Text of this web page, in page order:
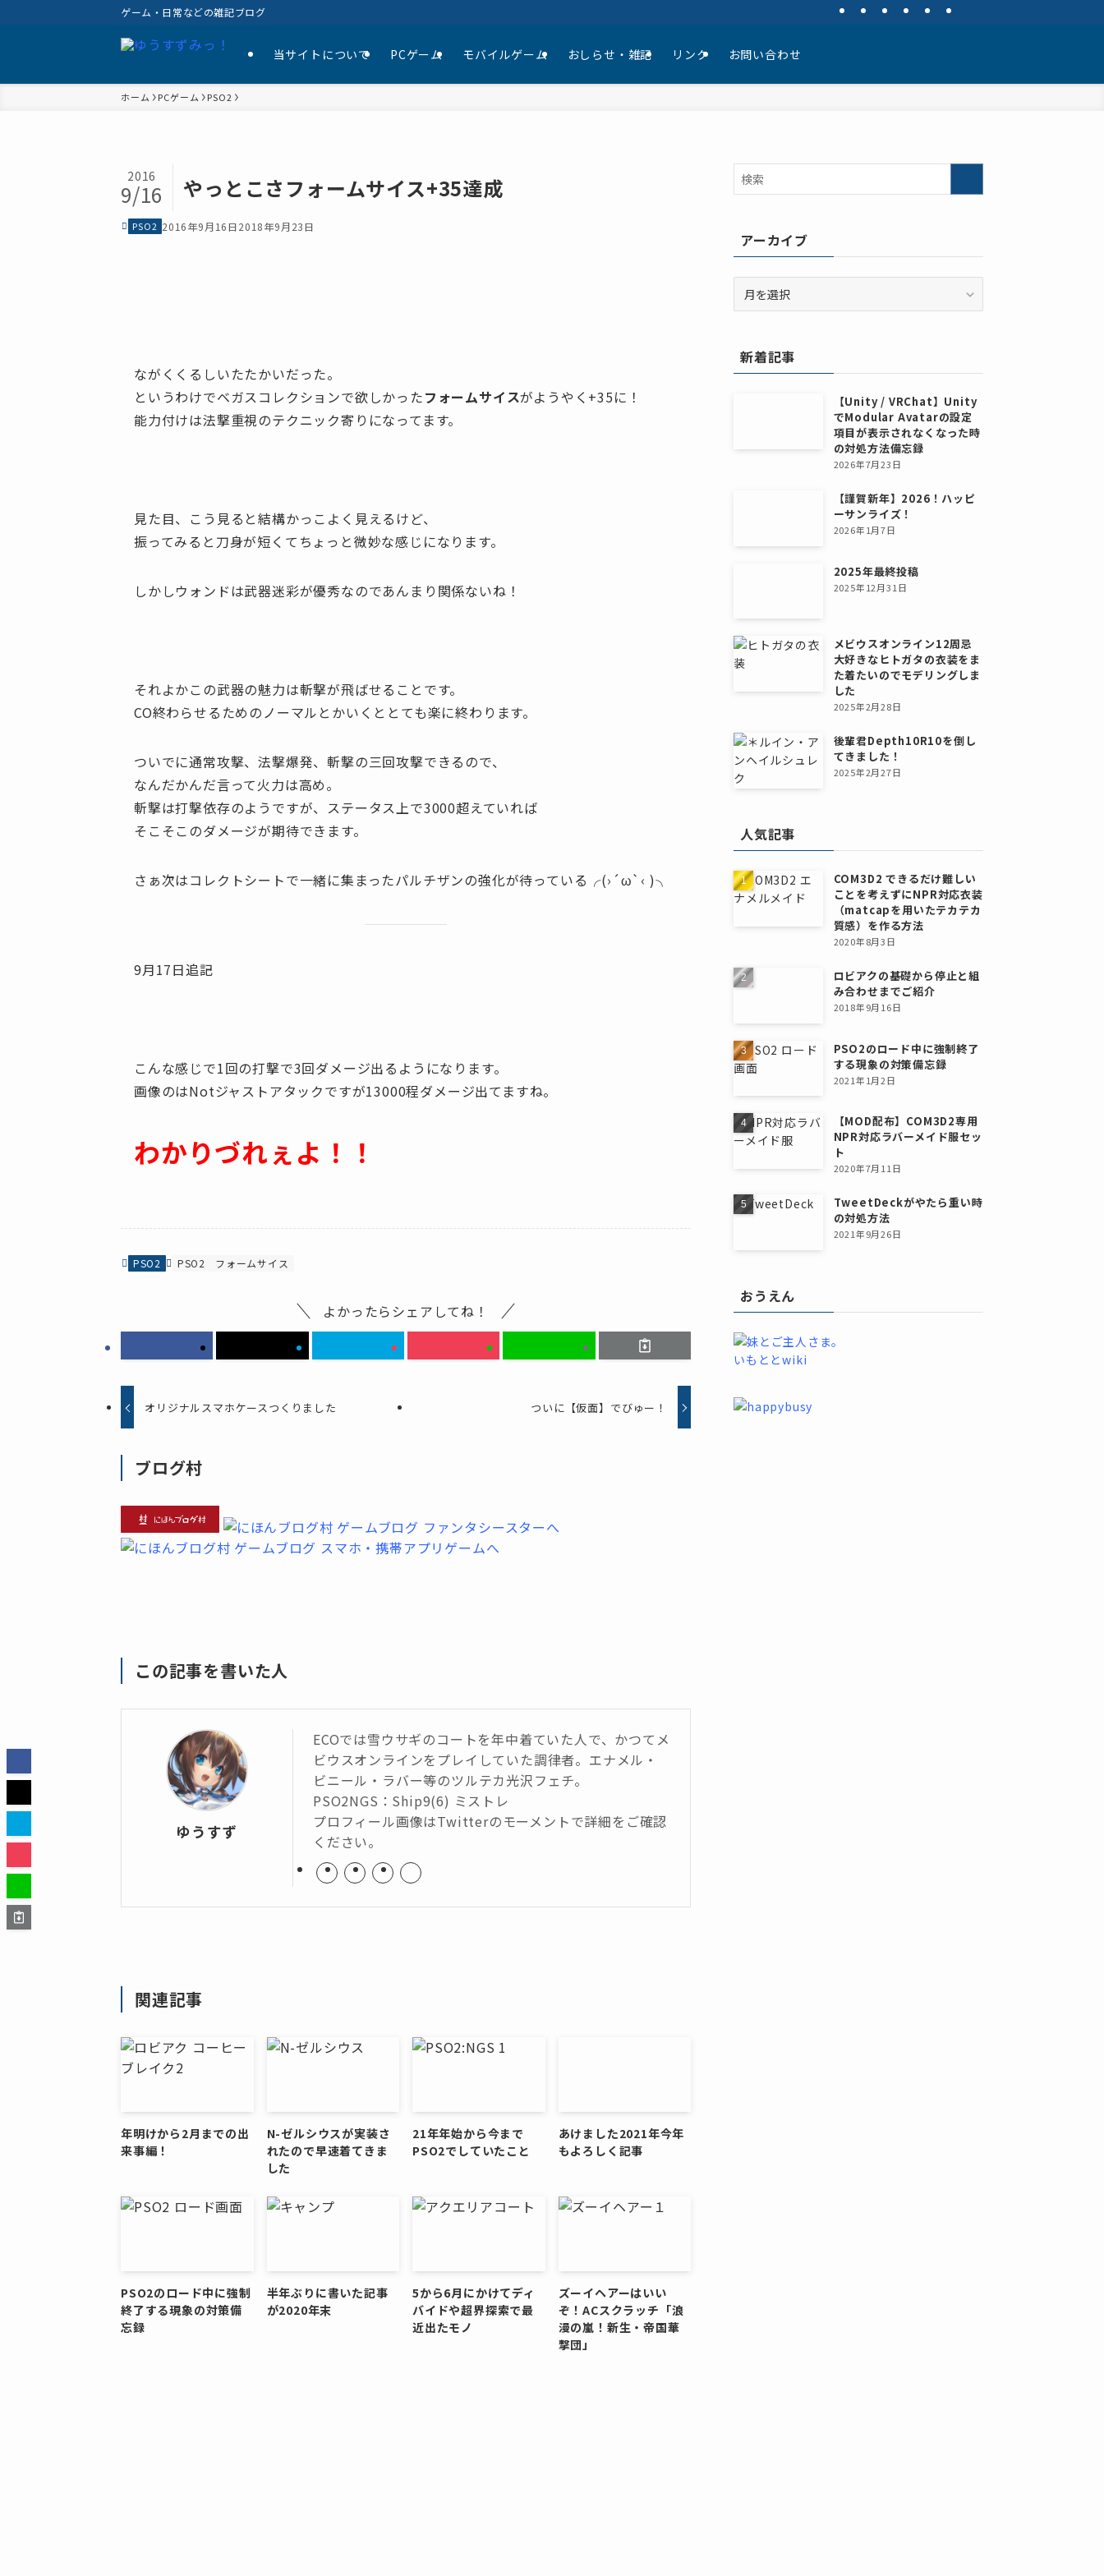
ゲーム・日常などの雑記ブログ
当サイトについて PCゲーム モバイルゲーム おしらせ・雑記 リンク お問い合わせ
ホーム PCゲーム PSO2
やっとこさフォームサイス+35達成
2016
9/16
PSO2 2016年9月16日2018年9月23日
ながくくるしいたたかいだった。
というわけでベガスコレクションで欲しかったフォームサイスがようやく+35に！
能力付けは法撃重視のテクニック寄りになってます。
見た目、こう見ると結構かっこよく見えるけど、
振ってみると刀身が短くてちょっと微妙な感じになります。
しかしウォンドは武器迷彩が優秀なのであんまり関係ないね！
それよかこの武器の魅力は斬撃が飛ばせることです。
CO終わらせるためのノーマルとかいくととても楽に終わります。
ついでに通常攻撃、法撃爆発、斬撃の三回攻撃できるので、
なんだかんだ言って火力は高め。
斬撃は打撃依存のようですが、ステータス上で3000超えていれば
そこそこのダメージが期待できます。
さぁ次はコレクトシートで一緒に集まったパルチザンの強化が待っている╭(›´ω`‹ )╮
9月17日追記
こんな感じで1回の打撃で3回ダメージ出るようになります。
画像のはNotジャストアタックですが13000程ダメージ出てますね。
わかりづれぇよ！！
PSO2 PSO2 フォームサイス
よかったらシェアしてね！
オリジナルスマホケースつくりました ついに【仮面】でびゅー！
ブログ村
この記事を書いた人
ゆうすず
ECOでは雪ウサギのコートを年中着ていた人で、かつてメ
ビウスオンラインをプレイしていた調律者。エナメル・
ビニール・ラバー等のツルテカ光沢フェチ。
PSO2NGS：Ship9(6) ミストレ
プロフィール画像はTwitterのモーメントで詳細をご確認
ください。
関連記事
年明けから2月までの出
来事編！
N-ゼルシウスが実装さ
れたので早速着てきま
した
21年年始から今まで
PSO2でしていたこと
あけました2021年今年
もよろしく記事
PSO2のロード中に強制
終了する現象の対策備
忘録
半年ぶりに書いた記事
が2020年末
5から6月にかけてディ
バイドや超界探索で最
近出たモノ
ズーイヘアーはいい
ぞ！ACスクラッチ「浪
漫の嵐！新生・帝国華
撃団」
アーカイブ
ー
ブ
新着記事
【Unity / VRChat】Unity
でModular Avatarの設定
項目が表示されなくなった時
の対処方法備忘録
2026年7月23日
【謹賀新年】2026！ハッピ
ーサンライズ！
2026年1月7日
2025年最終投稿
2025年12月31日
メビウスオンライン12周忌
大好きなヒトガタの衣装をま
た着たいのでモデリングしま
した
2025年2月28日
後輩君Depth10R10を倒し
てきました！
2025年2月27日
人気記事
COM3D2 できるだけ難しい
ことを考えずにNPR対応衣装
（matcapを用いたテカテカ
質感）を作る方法
2020年8月3日
ロビアクの基礎から停止と組
み合わせまでご紹介
2018年9月16日
PSO2のロード中に強制終了
する現象の対策備忘録
2021年1月2日
【MOD配布】COM3D2専用
NPR対応ラバーメイド服セッ
ト
2020年7月11日
TweetDeckがやたら重い時
の対処方法
2021年9月26日
おうえん
いもととwiki